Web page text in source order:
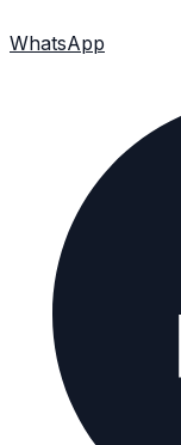
WhatsApp